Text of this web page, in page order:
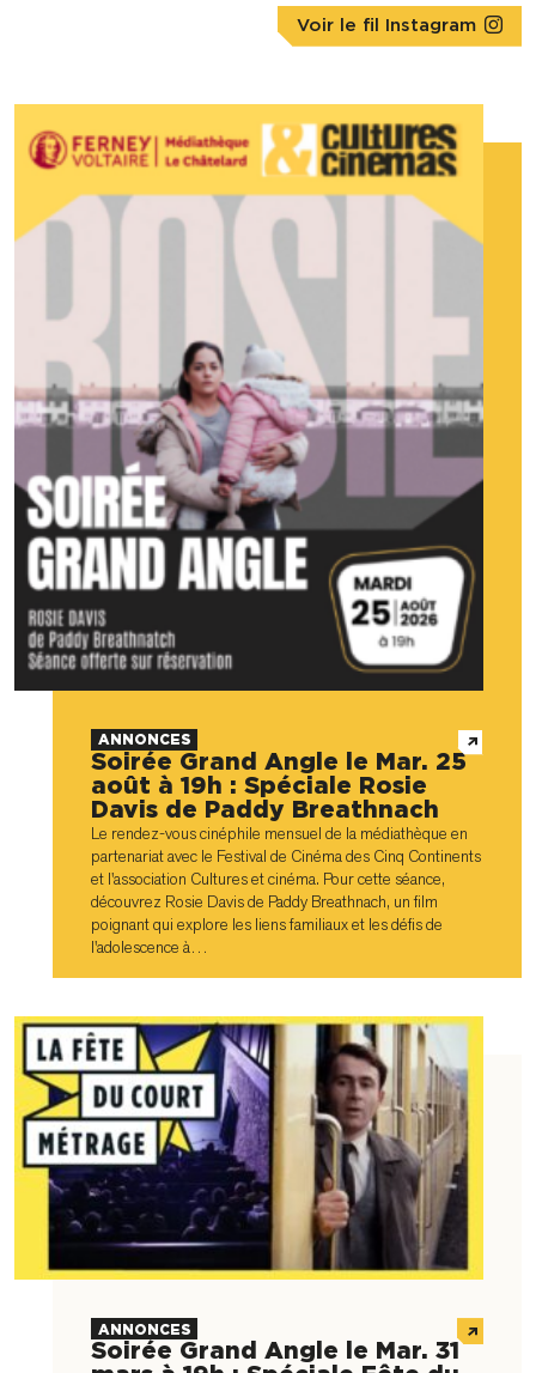
Voir le fil Instagram
ANNONCES
Soirée Grand Angle le Mar. 25
août à 19h : Spéciale Rosie
Davis de Paddy Breathnach
Le rendez-vous cinéphile mensuel de la médiathèque en
partenariat avec le Festival de Cinéma des Cinq Continents
et l'association Cultures et cinéma. Pour cette séance,
découvrez Rosie Davis de Paddy Breathnach, un film
poignant qui explore les liens familiaux et les défis de
l'adolescence à…
ANNONCES
Soirée Grand Angle le Mar. 31